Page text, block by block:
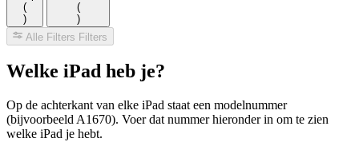
(
)
(
)
Alle Filters Filters
Welke iPad heb je?
Op de achterkant van elke iPad staat een modelnummer
(bijvoorbeeld A1670). Voer dat nummer hieronder in om te zien
welke iPad je hebt.